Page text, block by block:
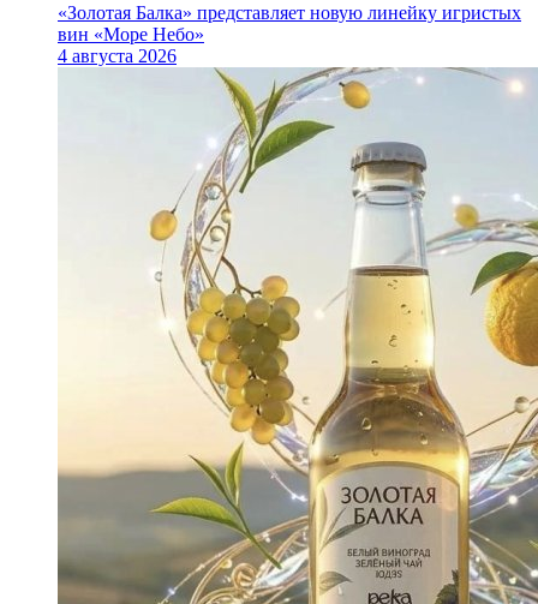
«Золотая Балка» представляет новую линейку игристых
вин «Море Небо»
4 августа 2026